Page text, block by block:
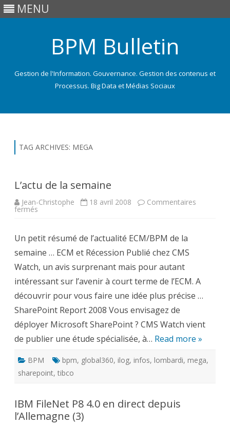
MENU
BPM Bulletin
Gestion de l'Information. Gouvernance. Gestion des contenus et
Processus. Big Data et Médias Sociaux
TAG ARCHIVES: MEGA
L’actu de la semaine
Jean-Christophe 18 avril 2008 Commentaires
fermés
semaine
Un petit résumé de l’actualité ECM/BPM de la
semaine … ECM et Récession Publié chez CMS
Watch, un avis surprenant mais pour autant
intéressant sur l’avenir à court terme de l’ECM. A
découvrir pour vous faire une idée plus précise …
SharePoint Report 2008 Vous envisagez de
déployer Microsoft SharePoint ? CMS Watch vient
de publier une étude spécialisée, à… Read more »
BPM bpm, global360, ilog, infos, lombardi, mega,
sharepoint, tibco
IBM FileNet P8 4.0 en direct depuis
l’Allemagne (3)